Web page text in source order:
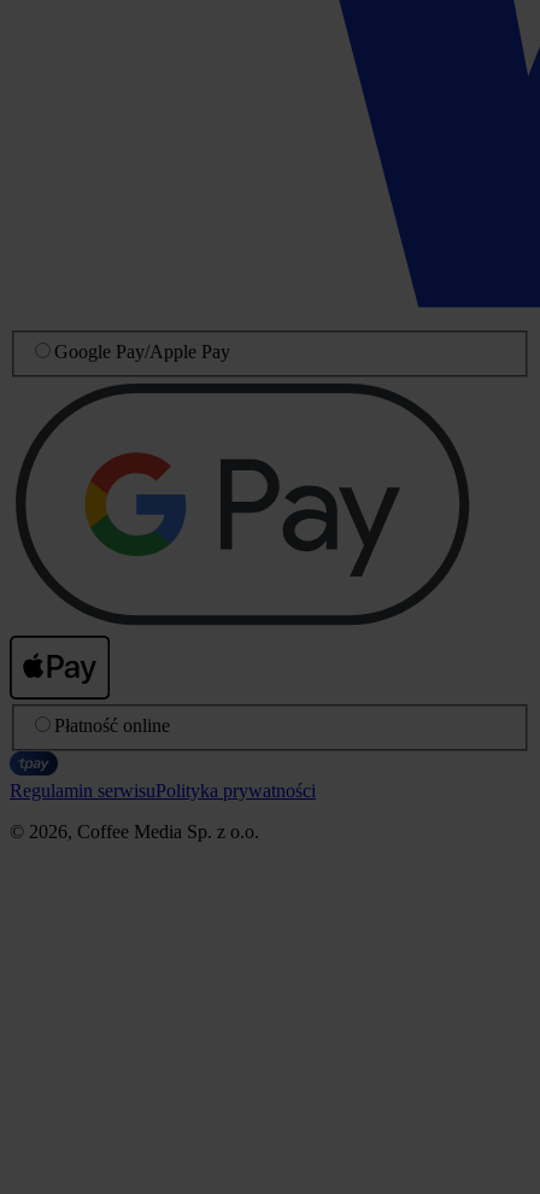
Google Pay/Apple Pay
Płatność online
Regulamin serwisuPolityka prywatności
© 2026, Coffee Media Sp. z o.o.